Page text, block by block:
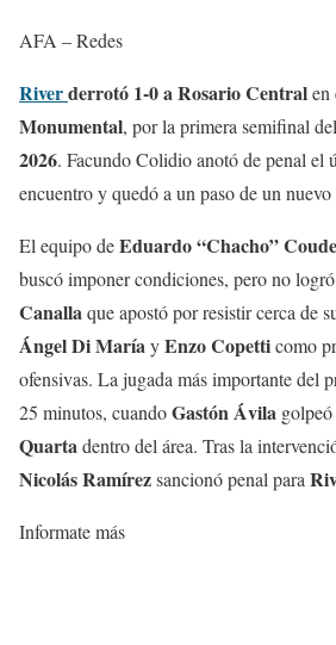
AFA – Redes
Riverderrotó 1-0 a Rosario Centralen
Monumental, por la primera semifinal del
2026. Facundo Colidio anotó de penal el
encuentro y quedó a un paso de un nuevo
El equipo deEduardo “Chacho”
buscó imponer condiciones, pero no
Canallaque apostó por resistir cerca de
Ángel Di MaríayEnzo Copetticomo
ofensivas. La jugada más importante del
25 minutos, cuandoGastón Ávila golpeó
Quartadentro del área. Tras la
Nicolás Ramírezsancionó penal para
Informate más